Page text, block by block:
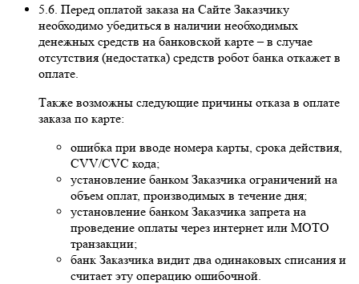
5.6. Перед оплатой заказа на Сайте Заказчику
необходимо убедиться в наличии необходимых
денежных средств на банковской карте – в случае
отсутствия (недостатка) средств робот банка откажет в
оплате.
Также возможны следующие причины отказа в оплате
заказа по карте:
ошибка при вводе номера карты, срока действия,
CVV/CVC кода;
установление банком Заказчика ограничений на
объем оплат, производимых в течение дня;
установление банком Заказчика запрета на
проведение оплаты через интернет или MOTO
транзакции;
банк Заказчика видит два одинаковых списания и
считает эту операцию ошибочной.